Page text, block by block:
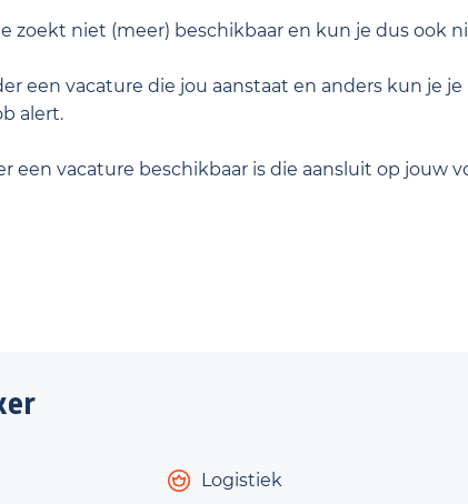
zoekt niet (meer) beschikbaar en kun je dus ook
een vacature die jou aanstaat en anders kun je
alert.
een vacature beschikbaar is die aansluit op jouw
Logistiek